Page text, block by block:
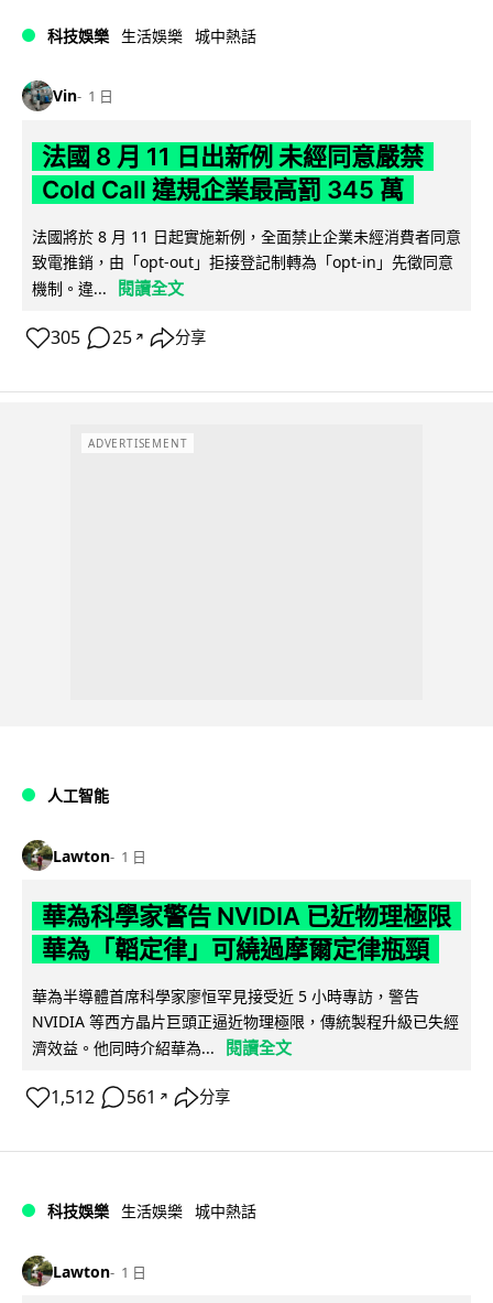
科技娛樂 生活娛樂 城中熱話
Vin 1 日
法國 8 月 11 日出新例 未經同意嚴禁
Cold Call 違規企業最高罰 345 萬
法國將於 8 月 11 日起實施新例，全面禁止企業未經消費者同意
致電推銷，由「opt-out」拒接登記制轉為「opt-in」先徵同意
機制。違...
閱讀全文
305 25 ↗ 分享
ADVERTISEMENT
人工智能
Lawton 1 日
華為科學家警告 NVIDIA 已近物理極限
華為「韜定律」可繞過摩爾定律瓶頸
華為半導體首席科學家廖恒罕見接受近 5 小時專訪，警告
NVIDIA 等西方晶片巨頭正逼近物理極限，傳統製程升級已失經
濟效益。他同時介紹華為...
閱讀全文
1,512 561 ↗ 分享
科技娛樂 生活娛樂 城中熱話
Lawton 1 日